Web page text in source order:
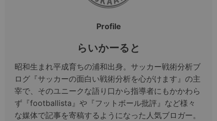
Profile
らいかーると
昭和生まれ平成育ちの浦和出身。サッカー戦術分析ブ
ログ『サッカーの面白い戦術分析を心がけます』の主
宰で、そのユニークな語り口から指導者にもかかわら
ず『footballista』や『フットボール批評』など様々
な媒体で記事を寄稿するようになった人気ブロガー。